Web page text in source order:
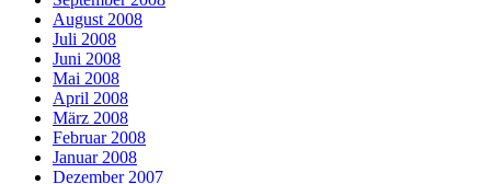
August 2008
Juli 2008
Juni 2008
Mai 2008
April 2008
März 2008
Februar 2008
Januar 2008
Dezember 2007